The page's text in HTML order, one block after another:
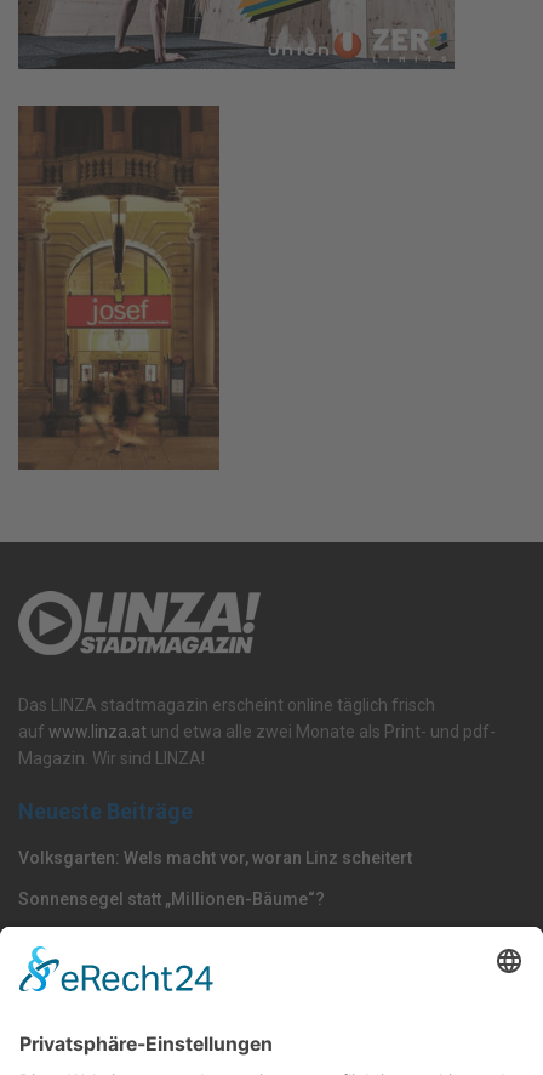
Das LINZA stadtmagazin erscheint online täglich frisch
auf www.linza.at und etwa alle zwei Monate als Print- und pdf-
Magazin. Wir sind LINZA!
Neueste Beiträge
Volksgarten: Wels macht vor, woran Linz scheitert
Sonnensegel statt „Millionen-Bäume“?
Strafmündigkeit jetzt senken“